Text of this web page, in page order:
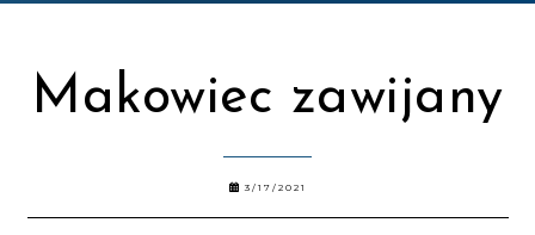
Makowiec zawijany
3/17/2021